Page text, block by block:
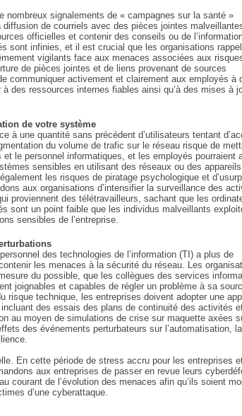
nombreux signalements de « campagnes sur la santé »
diffusion de courriels avec des pièces jointes
officielles et contenir des conseils ou de
sont infinies, et il est crucial que les organisations
vigilants face aux menaces associées aux
de pièces jointes et de liens provenant de sources
communiquer activement et clairement aux employés à
des ressources internes fiables ainsi qu’à des mises à
de votre système
à une quantité sans précédent d’utilisateurs tentant
du volume de trafic sur le réseau risque de
le personnel informatiques, et les employés pourraient
sensibles en utilisant des réseaux ou des
les risques de piratage psychologique et
aux organisations d’intensifier la surveillance des
proviennent des télétravailleurs, sachant que les
sont un point faible que les individus malveillants
sensibles de l’entreprise.
des technologies de l’information (TI) a plus de
les menaces à la sécurité du réseau. Les
du possible, que les collègues des services
joignables et capables de régler un problème à sa
risque technique, les entreprises doivent adopter une
des essais des plans de continuité des activités
au moyen de simulations de crise sur maquette axées
des événements perturbateurs sur l’automatisation, la
En cette période de stress accru pour les entreprises
aux entreprises de passer en revue leurs
courant de l’évolution des menaces afin qu’ils soient
d’une cyberattaque.